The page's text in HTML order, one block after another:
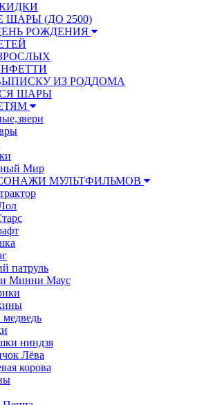
ШАРЫ (ДО 2500)
РОЖДЕНИЯ
ИЗ РОДДОМА
ШАРЫ
Мир
МУЛЬТФИЛЬМОВ
патруль
Минни Маус
ниндзя
Лёва
корова